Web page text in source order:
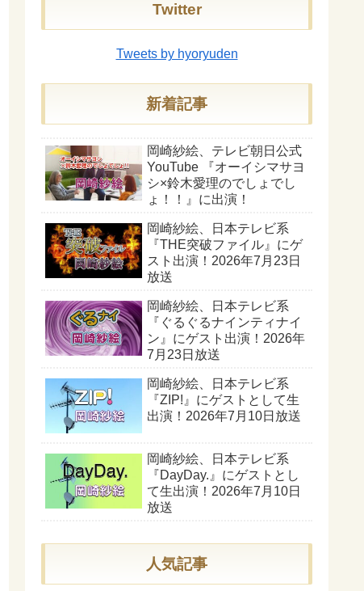
Twitter
Tweets by hyoryuden
新着記事
岡崎紗絵、テレビ朝日公式
YouTube 『オーイシマサヨ
シ×鈴木愛理のでしょでし
ょ！！』に出演！
岡崎紗絵、日本テレビ系
『THE突破ファイル』にゲ
スト出演！2026年7月23日
放送
岡崎紗絵、日本テレビ系
『ぐるぐるナインティナイ
ン』にゲスト出演！2026年
7月23日放送
岡崎紗絵、日本テレビ系
『ZIP!』にゲストとして生
出演！2026年7月10日放送
岡崎紗絵、日本テレビ系
『DayDay.』にゲストとし
て生出演！2026年7月10日
放送
人気記事